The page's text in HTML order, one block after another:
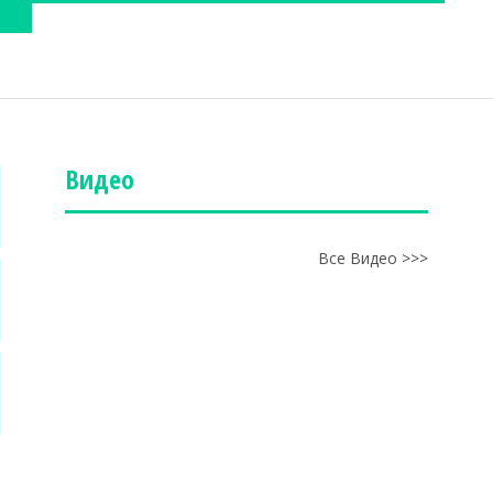
Видео
Все Видео >>>